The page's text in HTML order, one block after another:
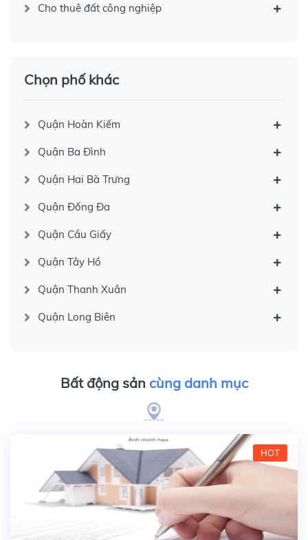
Cho thuê đất công nghiệp
Chọn phố khác
Quận Hoàn Kiếm
Quận Ba Đình
Quận Hai Bà Trưng
Quận Đống Đa
Quận Cầu Giấy
Quận Tây Hồ
Quận Thanh Xuân
Quận Long Biên
Bất động sản cùng danh mục
HOT